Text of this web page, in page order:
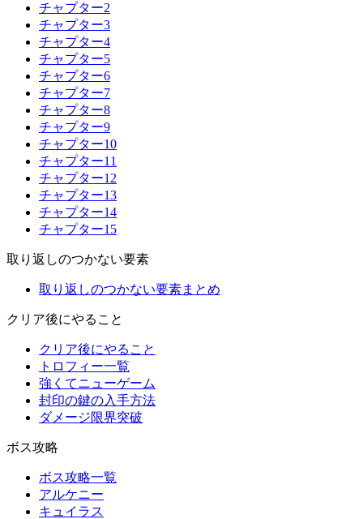
チャプター2
チャプター3
チャプター4
チャプター5
チャプター6
チャプター7
チャプター8
チャプター9
チャプター10
チャプター11
チャプター12
チャプター13
チャプター14
チャプター15
取り返しのつかない要素
取り返しのつかない要素まとめ
クリア後にやること
クリア後にやること
トロフィー一覧
強くてニューゲーム
封印の鍵の入手方法
ダメージ限界突破
ボス攻略
ボス攻略一覧
アルケニー
キュイラス